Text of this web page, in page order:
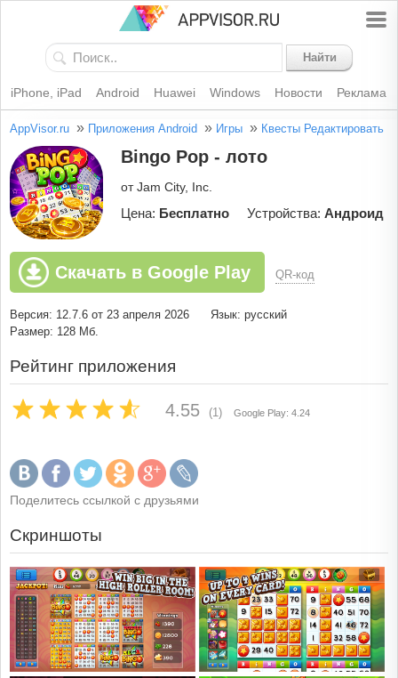
Найти
iPhone, iPad Android Huawei Windows Новости Реклама
AppVisor.ru » Приложения Android » Игры » Квесты Редактировать
Bingo Pop - лото
от Jam City, Inc.
Цена: Бесплатно Устройства: Андроид
Скачать в Google Play QR-код
Версия: 12.7.6 от 23 апреля 2026
Язык: русский
Размер: 128 Мб.
Рейтинг приложения
4.55 (1) Google Play: 4.24
Поделитесь ссылкой с друзьями
Скриншоты